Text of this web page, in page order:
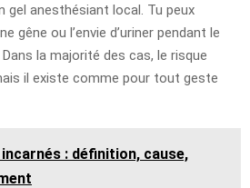
gel anesthésiant local. Tu peux
gêne ou l’envie d’uriner pendant le
la majorité des cas, le risque
il existe comme pour tout geste
: définition, cause,